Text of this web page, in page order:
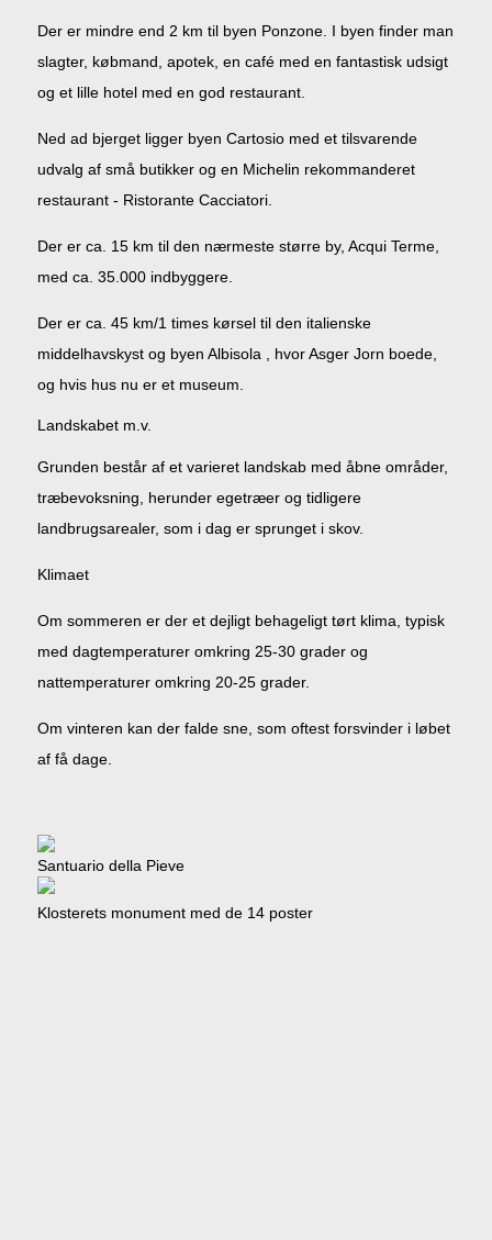
Der er mindre end 2 km til byen Ponzone. I byen finder man
slagter, købmand, apotek, en café med en fantastisk udsigt
og et lille hotel med en god restaurant.
Ned ad bjerget ligger byen Cartosio med et tilsvarende
udvalg af små butikker og en Michelin rekommanderet
restaurant - Ristorante Cacciatori.
Der er ca. 15 km til den nærmeste større by, Acqui Terme,
med ca. 35.000 indbyggere.
Der er ca. 45 km/1 times kørsel til den italienske
middelhavskyst og byen Albisola , hvor Asger Jorn boede,
og hvis hus nu er et museum.
Landskabet m.v.
Grunden består af et varieret landskab med åbne områder,
træbevoksning, herunder egetræer og tidligere
landbrugsarealer, som i dag er sprunget i skov.
Klimaet
Om sommeren er der et dejligt behageligt tørt klima, typisk
med dagtemperaturer omkring 25-30 grader og
nattemperaturer omkring 20-25 grader.
Om vinteren kan der falde sne, som oftest forsvinder i løbet
af få dage.
Santuario della Pieve
Klosterets monument med de 14 poster